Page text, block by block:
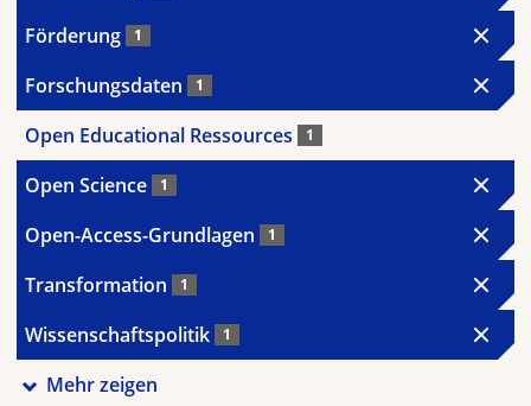
Förderung 1
Forschungsdaten 1
Open Educational Ressources 1
Open Science 1
Open-Access-Grundlagen 1
Transformation 1
Wissenschaftspolitik 1
Mehr zeigen